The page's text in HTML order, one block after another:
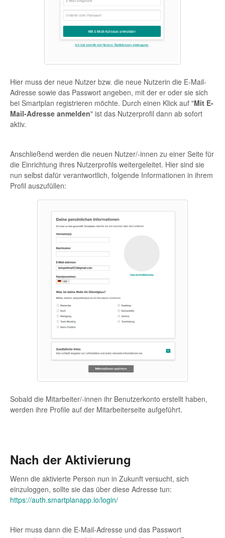
Hier muss der neue Nutzer bzw. die neue Nutzerin die E-Mail-
Adresse sowie das Passwort angeben, mit der er oder sie sich
bei Smartplan registrieren möchte. Durch einen Klick auf "Mit E-
Mail-Adresse anmelden" ist das Nutzerprofil dann ab sofort
aktiv.
Anschließend werden die neuen Nutzer/-innen zu einer Seite für
die Einrichtung ihres Nutzerprofils weitergeleitet. Hier sind sie
nun selbst dafür verantwortlich, folgende Informationen in ihrem
Profil auszufüllen:
Sobald die Mitarbeiter/-innen ihr Benutzerkonto erstellt haben,
werden ihre Profile auf der Mitarbeiterseite aufgeführt.
Nach der Aktivierung
Wenn die aktivierte Person nun in Zukunft versucht, sich
einzuloggen, sollte sie das über diese Adresse tun:
https://auth.smartplanapp.io/login/
Hier muss dann die E-Mail-Adresse und das Passwort